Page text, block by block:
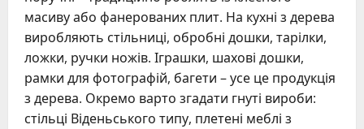
масиву або фанерованих плит. На кухні з дерева
виробляють стільниці, обробні дошки, тарілки,
ложки, ручки ножів. Іграшки, шахові дошки,
рамки для фотографій, багети – усе це продукція
з дерева. Окремо варто згадати гнуті вироби:
стільці Віденьського типу, плетені меблі з